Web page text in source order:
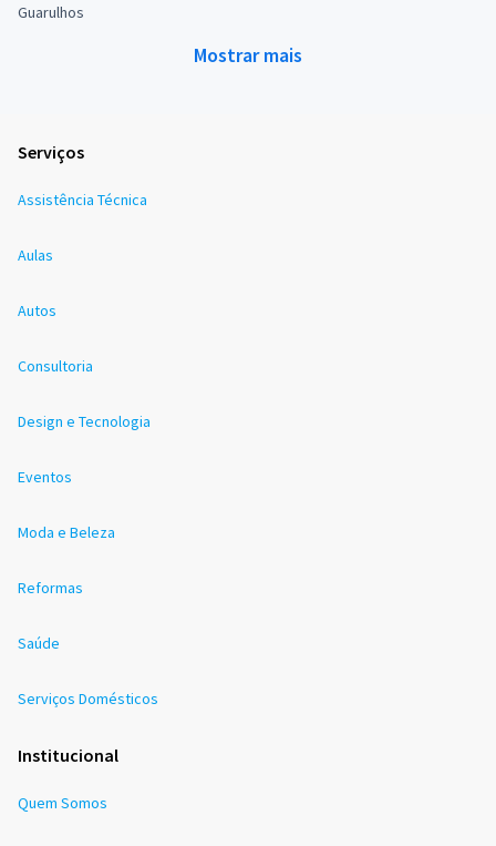
Guarulhos
Mostrar mais
Serviços
Assistência Técnica
Aulas
Autos
Consultoria
Design e Tecnologia
Eventos
Moda e Beleza
Reformas
Saúde
Serviços Domésticos
Institucional
Quem Somos